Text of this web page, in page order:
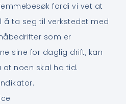
fordi vi vet at
å ta seg til verkstedet med
som er
sine for daglig drift, kan
at noen skal ha tid.